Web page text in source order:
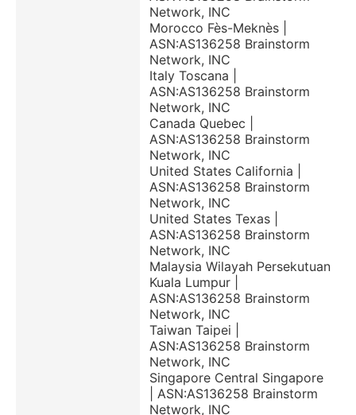
Network, INC
Morocco Fès-Meknès |
ASN:AS136258 Brainstorm
Network, INC
Italy Toscana |
ASN:AS136258 Brainstorm
Network, INC
Canada Quebec |
ASN:AS136258 Brainstorm
Network, INC
United States California |
ASN:AS136258 Brainstorm
Network, INC
United States Texas |
ASN:AS136258 Brainstorm
Network, INC
Malaysia Wilayah Persekutuan
Kuala Lumpur |
ASN:AS136258 Brainstorm
Network, INC
Taiwan Taipei |
ASN:AS136258 Brainstorm
Network, INC
Singapore Central Singapore
| ASN:AS136258 Brainstorm
Network, INC